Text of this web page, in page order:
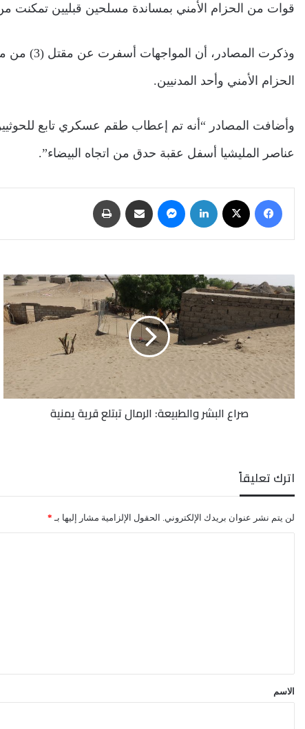
قوات من الحزام الأمني بمساندة مسلحين قبليين تمكنت
وذكرت
الحزام الأمني وأحد المدنيين.
وأضافت المصادر “أنه تم إعطاب طقم عسكري تابع
عناصر المليشيا أسفل عقبة حدق من اتجاه البيضاء”.
فيسبوك لينكدإن ماسنجر مشاركة عبر البريد
البشر
والطبيعة:
الرمال
تبتلع
قرية
يمنية
صراع البشر والطبيعة: الرمال تبتلع قرية يمنية
اترك تعليقاً
لن يتم نشر عنوان بريدك الإلكتروني. الحقول الإلزامية مشار إليها بـ *
*
الاسم